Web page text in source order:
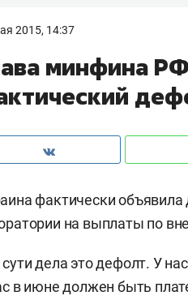
2015, 14:37
минфина
фактически
на выплаты по
дела это дефолт. У
в июне должен быть